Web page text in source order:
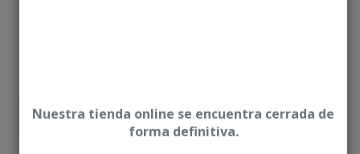
Nuestra tienda online se encuentra cerrada de
forma definitiva.